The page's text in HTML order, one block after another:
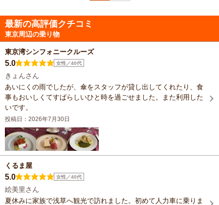
最新の高評価クチコミ
東京周辺の乗り物
東京湾シンフォニークルーズ
5.0 女性／40代
きょんさん
あいにくの雨でしたが、傘をスタッフが貸し出してくれたり、食
事もおいしくてすばらしいひと時を過ごせました。また利用した
いです。
投稿日：2026年7月30日
くるま屋
5.0 女性／40代
絵美里さん
夏休みに家族で浅草へ観光で訪れました。初めて人力車に乗りま